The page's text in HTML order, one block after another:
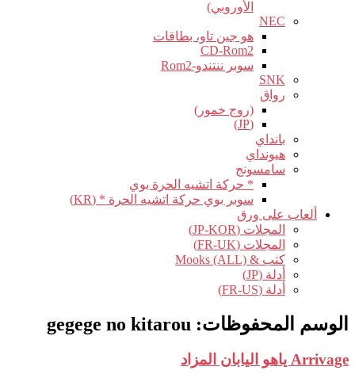
الأوروبي)
NEC
هو جين تاو، بطاقات
CD-Rom2
سوبر ننتندو-Rom2
SNK
رواق
(روج خمور)
(JP)
بانداي
هيونداي
سامسونج
* حركة اتشيه الحرة بوي
سوبر بوي حركة اتشيه الحرة * (KR)
ألعاب على ورق
المجلات (JP-KOR)
المجلات (FR-UK)
كتب & Mooks (ALL)
أدلة (JP)
أدلة (FR-US)
الوسم المحفوظات: gegege no kitarou
Arrivage ياهو اليابان المزاد